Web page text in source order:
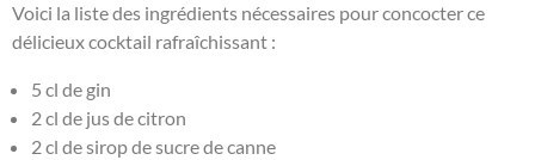
Voici la liste des ingrédients nécessaires pour concocter ce
délicieux cocktail rafraîchissant :
5 cl de gin
2 cl de jus de citron
2 cl de sirop de sucre de canne